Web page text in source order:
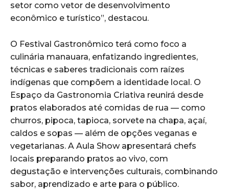
setor como vetor de desenvolvimento
econômico e turístico”, destacou.
O Festival Gastronômico terá como foco a
culinária manauara, enfatizando ingredientes,
técnicas e saberes tradicionais com raízes
indígenas que compõem a identidade local. O
Espaço da Gastronomia Criativa reunirá desde
pratos elaborados até comidas de rua — como
churros, pipoca, tapioca, sorvete na chapa, açaí,
caldos e sopas — além de opções veganas e
vegetarianas. A Aula Show apresentará chefs
locais preparando pratos ao vivo, com
degustação e intervenções culturais, combinando
sabor, aprendizado e arte para o público.